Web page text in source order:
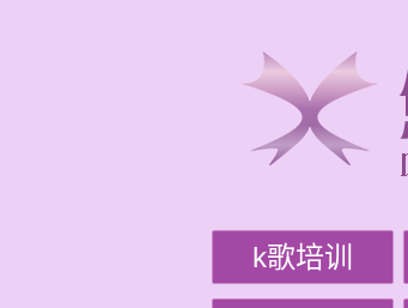
k歌培训